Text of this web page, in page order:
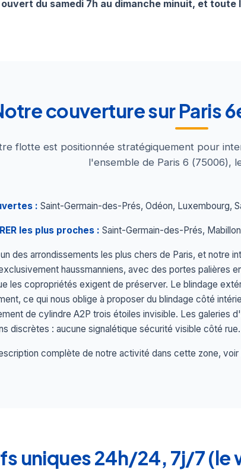
du samedi 7h au dimanche minuit, et toute
couverture sur Paris
flotte est positionnée stratégiquement pour
l'ensemble de Paris 6 (75006),
: Saint-Germain-des-Prés, Odéon, Luxembourg,
les plus proches : Saint-Germain-des-Prés,
des arrondissements les plus chers de Paris, et notre
haussmanniens, avec des portes palières
les copropriétés exigent de préserver. Le blindage
ce qui nous oblige à proposer du blindage côté
de cylindre A2P trois étoiles invisible. Les galeries
discrètes : aucune signalétique sécurité visible côté rue.
complète de notre activité dans cette zone, voir
uniques 24h/24, 7j/7